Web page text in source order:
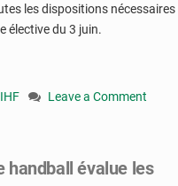
les dispositions nécessaires
élective du 3 juin.
IHF
Leave a Comment
la
handball évalue les